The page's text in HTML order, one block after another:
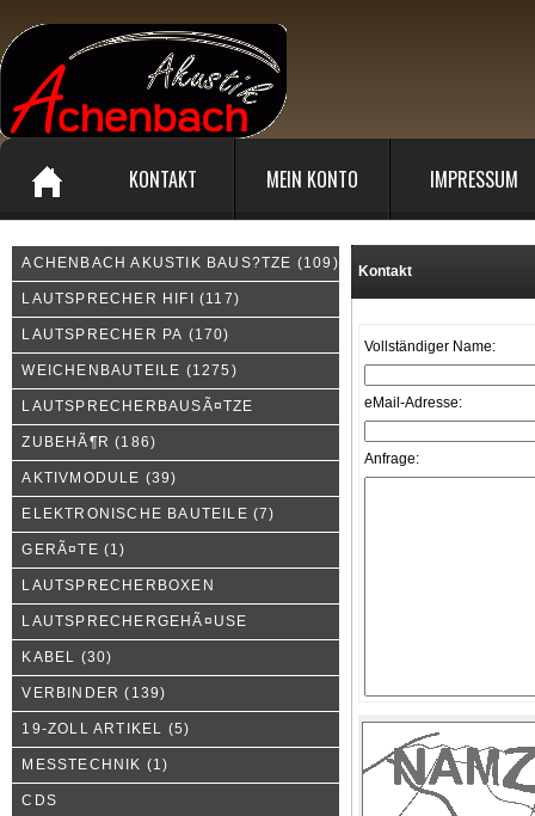
KONTAKT MEIN KONTO IMPRESSUM
ACHENBACH AKUSTIK BAUS?TZE (109)
LAUTSPRECHER HIFI (117)
LAUTSPRECHER PA (170)
WEICHENBAUTEILE (1275)
LAUTSPRECHERBAUSÃ¤TZE
ZUBEHÃ¶R (186)
AKTIVMODULE (39)
ELEKTRONISCHE BAUTEILE (7)
GERÃ¤TE (1)
LAUTSPRECHERBOXEN
LAUTSPRECHERGEHÃ¤USE
KABEL (30)
VERBINDER (139)
19-ZOLL ARTIKEL (5)
MESSTECHNIK (1)
CDS
Kontakt
Vollständiger Name:
eMail-Adresse:
Anfrage: